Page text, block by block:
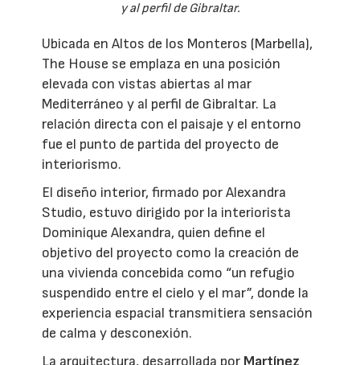
y al perfil de Gibraltar.
Ubicada en Altos de los Monteros (Marbella),
The House se emplaza en una posición
elevada con vistas abiertas al mar
Mediterráneo y al perfil de Gibraltar. La
relación directa con el paisaje y el entorno
fue el punto de partida del proyecto de
interiorismo.
El diseño interior, firmado por Alexandra
Studio, estuvo dirigido por la interiorista
Dominique Alexandra, quien define el
objetivo del proyecto como la creación de
una vivienda concebida como “un refugio
suspendido entre el cielo y el mar”, donde la
experiencia espacial transmitiera sensación
de calma y desconexión.